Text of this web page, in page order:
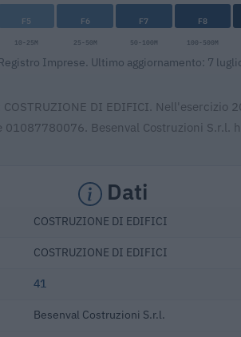
F5 F6 F7 F8
10-25M 25-50M 50-100M 100-500M
Imprese. Ultimo aggiornamento: 7
DI EDIFICI. Nell'esercizio
Besenval Costruzioni S.r.l.
Dati
COSTRUZIONE DI EDIFICI
COSTRUZIONE DI EDIFICI
41
Besenval Costruzioni S.r.l.